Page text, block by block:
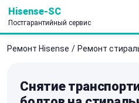
Hisense-SC
Постгарантийный сервис
Ремонт Hisense / Ремонт
Снятие